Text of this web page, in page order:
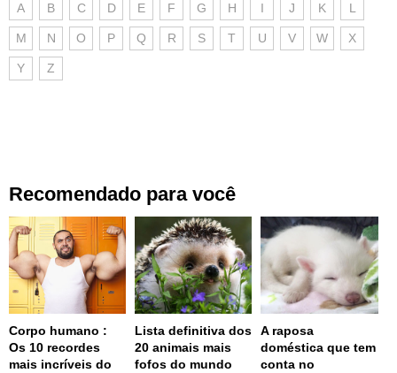
A B C D E F G H I J K L
M N O P Q R S T U V W X
Y Z
Recomendado para você
Corpo humano :
Os 10 recordes
mais incríveis do
Lista definitiva dos
20 animais mais
fofos do mundo
A raposa
doméstica que tem
conta no